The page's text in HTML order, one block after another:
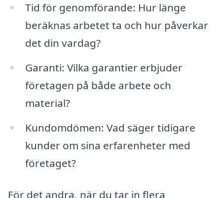
Tid för genomförande: Hur länge
beräknas arbetet ta och hur påverkar
det din vardag?
Garanti: Vilka garantier erbjuder
företagen på både arbete och
material?
Kundomdömen: Vad säger tidigare
kunder om sina erfarenheter med
företaget?
För det andra, när du tar in flera